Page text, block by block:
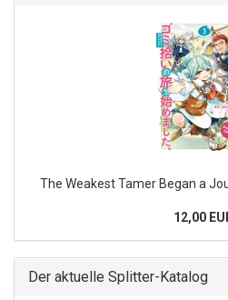
The Weakest Tamer Began a
12,00
Der aktuelle Splitter-Katalog